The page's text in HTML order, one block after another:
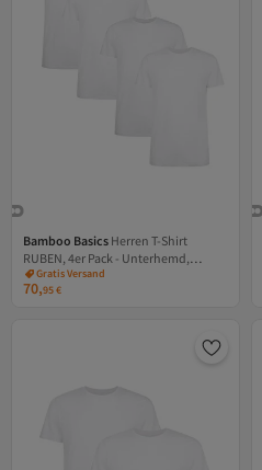
Bamboo Basics Herren T-Shirt
RUBEN, 4er Pack - Unterhemd,
Rundhals, Single Jersey
Versand Kostenlos
Gratis Versand
Versand Kostenlos
70,95€